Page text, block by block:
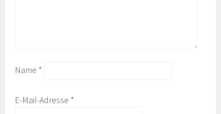
Name *
E-Mail-Adresse *